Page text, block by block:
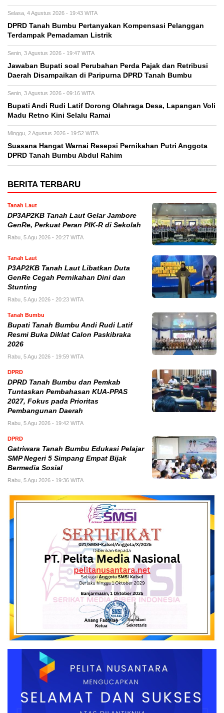
Selasa, 4 Agustus 2026 - 19:43 WITA
DPRD Tanah Bumbu Pertanyakan Kompensasi Pelanggan
Terdampak Pemadaman Listrik
Senin, 3 Agustus 2026 - 19:47 WITA
Jawaban Bupati soal Perubahan Perda Pajak dan Retribusi
Daerah Disampaikan di Paripurna DPRD Tanah Bumbu
Senin, 3 Agustus 2026 - 09:16 WITA
Bupati Andi Rudi Latif Dorong Olahraga Desa, Lapangan Voli
Madu Retno Kini Selalu Ramai
Minggu, 2 Agustus 2026 - 19:52 WITA
Suasana Hangat Warnai Resepsi Pernikahan Putri Anggota
DPRD Tanah Bumbu Abdul Rahim
BERITA TERBARU
Tanah Laut
DP3AP2KB Tanah Laut Gelar Jambore
GenRe, Perkuat Peran PIK-R di Sekolah
Rabu, 5 Agu 2026 - 20:27 WITA
Tanah Laut
P3AP2KB Tanah Laut Libatkan Duta
GenRe Cegah Pernikahan Dini dan
Stunting
Rabu, 5 Agu 2026 - 20:23 WITA
Tanah Bumbu
Bupati Tanah Bumbu Andi Rudi Latif
Resmi Buka Diklat Calon Paskibraka
2026
Rabu, 5 Agu 2026 - 19:59 WITA
DPRD
DPRD Tanah Bumbu dan Pemkab
Tuntaskan Pembahasan KUA-PPAS
2027, Fokus pada Prioritas
Pembangunan Daerah
Rabu, 5 Agu 2026 - 19:42 WITA
DPRD
Gatriwara Tanah Bumbu Edukasi Pelajar
SMP Negeri 5 Simpang Empat Bijak
Bermedia Sosial
Rabu, 5 Agu 2026 - 19:36 WITA